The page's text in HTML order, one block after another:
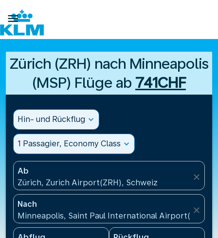

Zürich (ZRH) nach Minneapolis
(MSP) Flüge ab 741CHF
Hin- und Rückflug expand_more
1 Passagier, Economy Class expand_more
Ab
Zürich, Zurich Airport(ZRH), Schweiz
close
Nach
Minneapolis, Saint Paul International Airport(MSP),
close